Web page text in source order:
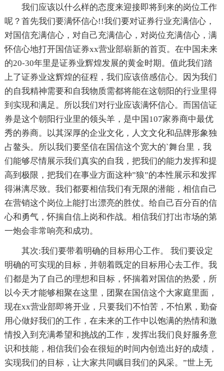
我们应该以什么样的态度来迎接即将到来的岗位工作
呢？首先我们要满怀信心!!我们要对证券行业充满信心，
对国信充满信心，对自己充满信心，对岗位充满信心，满
怀信心地打开国信证券xx营业部崭新的首页。在中国未来
的20-30年里是证券业辉煌发展的黄金时期。值此我们踏
上了证券业这辉煌的征程，我们应该倍感信心。因为我们
的自我精神需要和自我物质需都将能在这朝阳的行业里得
到实现和满足。所以我们对行业应该满怀信心。而国信证
券是这个朝阳行业里的领头羊，是中国107家券商中最优
秀的券商。以其深厚的企业文化，人文文化和品牌形象独
占鳌头。所以我们要坚信在国信这个宽大的`舞台里，我
们能够尽情展示我们真实的自我，把我们的能力发挥和提
高到极限，把我们在事业方面这种”狼”的本性展示和发挥
得淋漓尽致。我们都要相信我们有无限的潜能，相信自己
在营销这个岗位上能打出漂亮的胜仗。给自己百分百的信
心和勇气，怀揣自信上岗和作战。相信我们打出市场的第
一炮会非常响亮和成功。
其次:我们要带着明确的目标用心工作。 我们要设定
明确的可实现的目标，并朝着既定的目标用心去工作。我
们都是为了自己的理想和目标，怀揣着对国信的热爱，所
以今天才能够相聚在这里，团聚在国信这个大家庭里面，
现在xx营业部即将开业，只要我们不怕苦，不怕累，勤奋
用心做好我们的工作，在未来的工作中以饱满的热情和激
情投入到充满希望和挑战的工作，发挥出我们良好服务意
识和技能，相信我们会在很短的时间内创造出好的成绩，
实现我们的目标，让大家共同瞩目我们的风采。”世上无